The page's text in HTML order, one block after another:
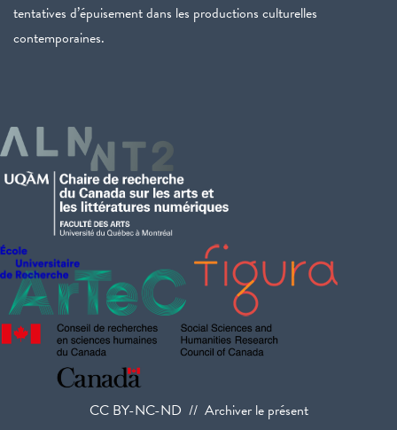
tentatives d’épuisement dans les productions culturelles
contemporaines.
CC BY-NC-ND // Archiver le présent